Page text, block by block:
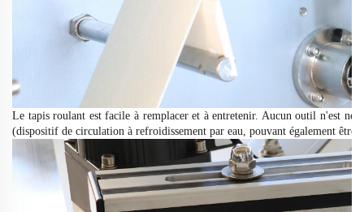
Le tapis roulant est facile à remplacer et à entretenir. Aucun outil n'est
(dispositif de circulation à refroidissement par eau, pouvant également être